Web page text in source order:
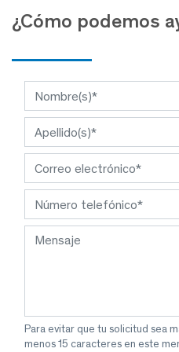
¿Cómo podemos
Para evitar que tu solicitud sea
menos 15 caracteres en este